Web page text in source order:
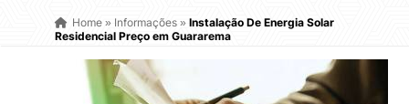
Home» Informações » Instalação De Energia Solar
Residencial Preço em Guararema